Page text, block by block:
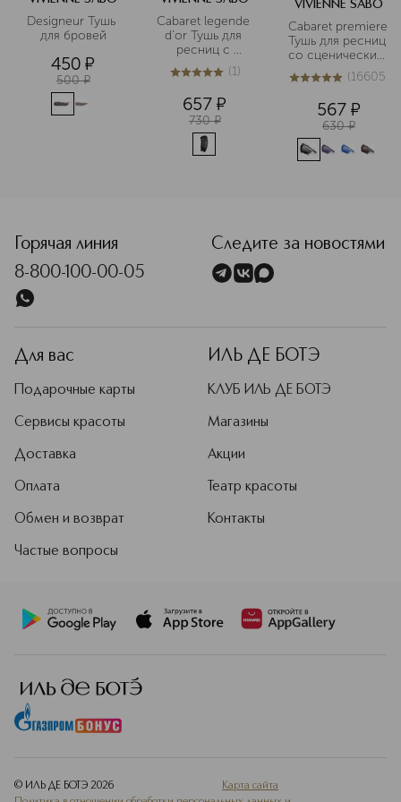
Designeur Тушь
для бровей
450 ¤
500 ¤
Cabaret legende
d’or Тушь для
ресниц с
эффектом
объема и
5из 51 (1)
657 ¤
730 ¤
VIVIENNE SABO
Cabaret premiere
Тушь для ресниц
со сценическим
эффектом
5из 516605 (16605
567 ¤
630 ¤
Горячая линия
8-800-100-00-05
Следите за новостями
Для вас
Подарочные карты
Сервисы красоты
Доставка
Оплата
Обмен и возврат
Частые вопросы
ИЛЬ ДЕ БОТЭ
КЛУБ ИЛЬ ДЕ БОТЭ
Магазины
Акции
Театр красоты
Контакты
© ИЛЬ ДЕ БОТЭ 2026
Карта сайта